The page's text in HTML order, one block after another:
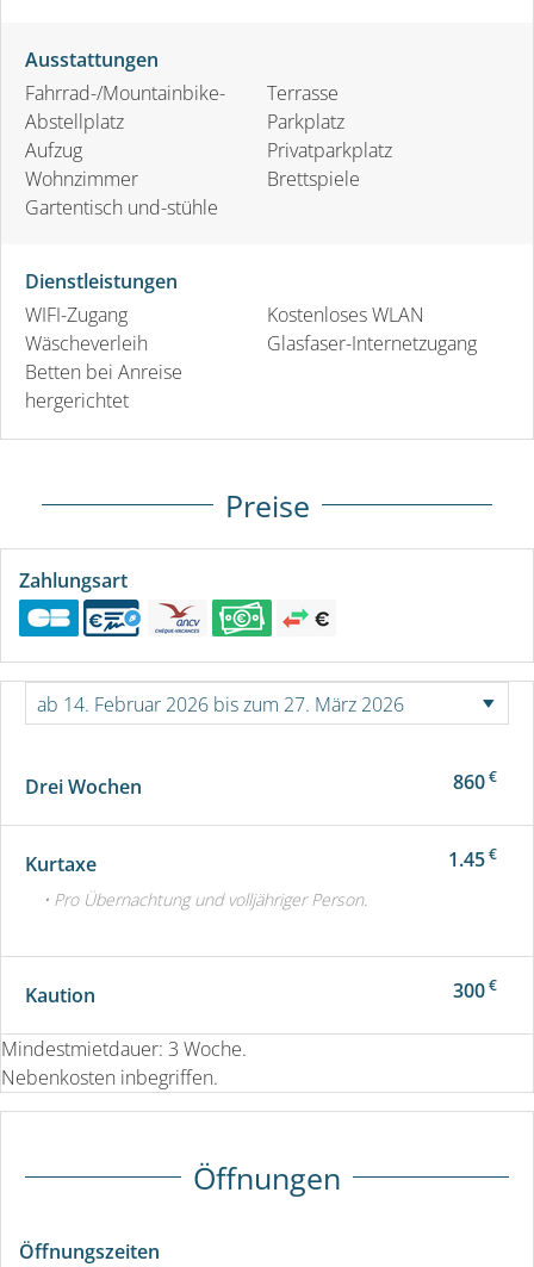
Ausstattungen
Fahrrad-/Mountainbike-
Abstellplatz
Aufzug
Wohnzimmer
Gartentisch und-stühle
Terrasse
Parkplatz
Privatparkplatz
Brettspiele
Dienstleistungen
WIFI-Zugang
Wäscheverleih
Betten bei Anreise
hergerichtet
Kostenloses WLAN
Glasfaser-Internetzugang
Preise
Zahlungsart
Drei Wochen 860€
Kurtaxe 1.45€
• Pro Übernachtung und volljähriger Person.
Kaution 300€
Mindestmietdauer: 3 Woche.
Nebenkosten inbegriffen.
Öffnungen
Öffnungszeiten